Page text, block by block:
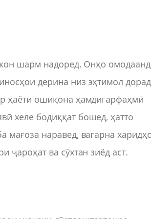
шарм надоред. Онҳо омодаанд
дерина низ эҳтимол
ҳаёти ошиқона ҳамдигарфаҳмӣ
хеле бодиққат бошед, ҳатто
мағоза наравед, вагарна
ҷароҳат ва сӯхтан зиёд аст.